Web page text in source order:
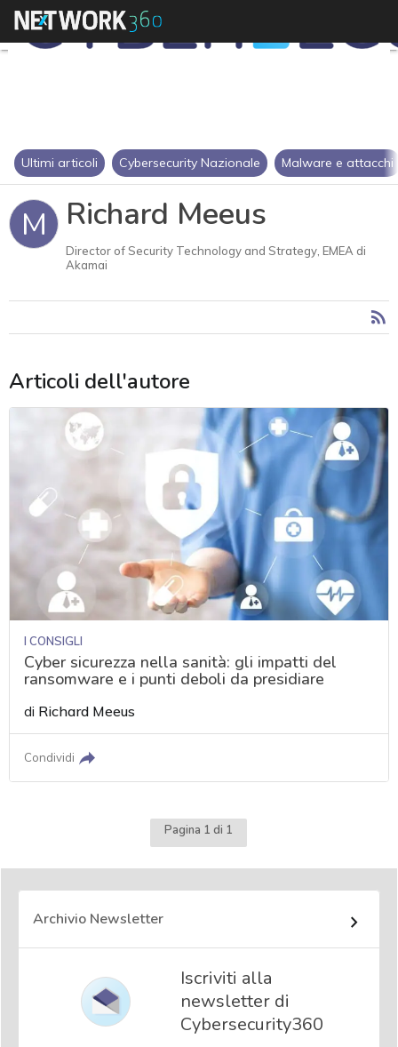
Ultimi articoli Cybersecurity Nazionale Malware e attacchi
M Richard Meeus
Director of Security Technology and Strategy, EMEA di
Akamai
Articoli dell'autore
I CONSIGLI
Cyber sicurezza nella sanità: gli impatti del
ransomware e i punti deboli da presidiare
di Richard Meeus
Condividi
Pagina 1 di 1
Archivio Newsletter
Iscriviti alla
newsletter di
Cybersecurity360